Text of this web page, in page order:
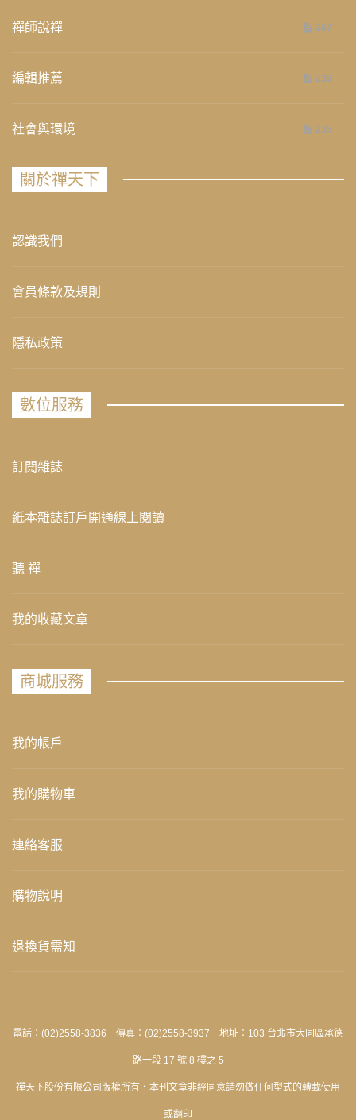
禪師說禪 267
編輯推薦 236
社會與環境 235
關於禪天下
認識我們
會員條款及規則
隱私政策
數位服務
訂閱雜誌
紙本雜誌訂戶開通線上閱讀
聽 禪
我的收藏文章
商城服務
我的帳戶
我的購物車
連絡客服
購物說明
退換貨需知
電話：(02)2558-3836 傳真：(02)2558-3937 地址：103 台北市大同區承德
路一段 17 號 8 樓之 5
禪天下股份有限公司版權所有‧本刊文章非經同意請勿做任何型式的轉載使用
或翻印